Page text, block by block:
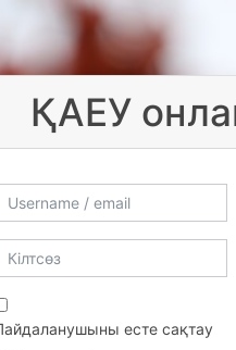
ҚАЕУ
Username / email
Кілтсөз
есте сақтау